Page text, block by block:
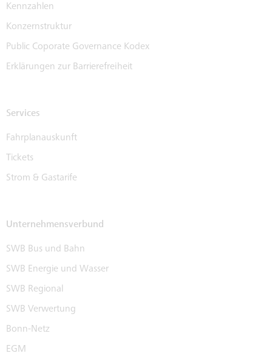
Kennzahlen
Konzernstruktur
Public Coporate Governance Kodex
Erklärungen zur Barrierefreiheit
Services
Fahrplanauskunft
Tickets
Strom & Gastarife
Unternehmensverbund
SWB Bus und Bahn
SWB Energie und Wasser
SWB Regional
SWB Verwertung
Bonn-Netz
EGM